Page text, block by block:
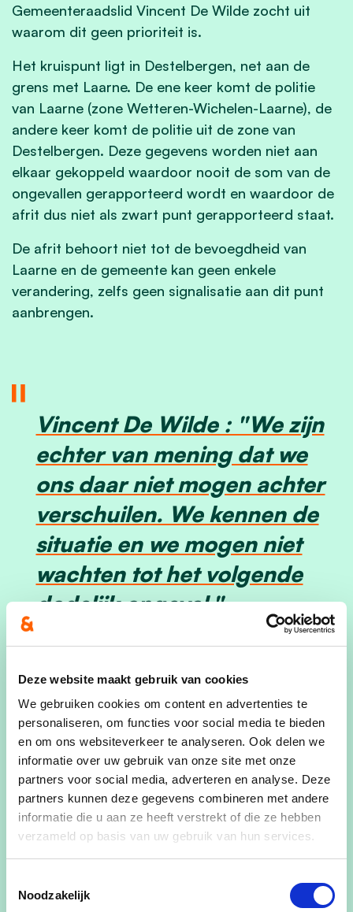
Deze website maakt gebruik van cookies
We gebruiken cookies om content en advertenties te
personaliseren, om functies voor social media te bieden
en om ons websiteverkeer te analyseren. Ook delen we
informatie over uw gebruik van onze site met onze
partners voor social media, adverteren en analyse. Deze
partners kunnen deze gegevens combineren met andere
informatie die u aan ze heeft verstrekt of die ze hebben
verzameld op basis van uw gebruik van hun services.
Noodzakelijk
Gemeenteraadslid Vincent De Wilde zocht uit
waarom dit geen prioriteit is.
Het kruispunt ligt in Destelbergen, net aan de
grens met Laarne. De ene keer komt de politie
van Laarne (zone Wetteren-Wichelen-Laarne), de
andere keer komt de politie uit de zone van
Destelbergen. Deze gegevens worden niet aan
elkaar gekoppeld waardoor nooit de som van de
ongevallen gerapporteerd wordt en waardoor de
afrit dus niet als zwart punt gerapporteerd staat.
De afrit behoort niet tot de bevoegdheid van
Laarne en de gemeente kan geen enkele
verandering, zelfs geen signalisatie aan dit punt
aanbrengen.
Vincent De Wilde : "We zijn
echter van mening dat we
ons daar niet mogen achter
verschuilen. We kennen de
situatie en we mogen niet
wachten tot het volgende
dodelijk ongeval."
Hij lanceerde daarom op de gemeenteraad van
26 oktober jl. het voorstel dat alle partijen binnen
de gemeente (meerderheid en oppositie) dit op
de agenda van het Vlaams parlement zouden
zetten. Individueel kunnen we niets doen, maar als
de wil er is samen te werken kan men dit niet
negeren.
Daarom staat er op de agenda van de
minister Lydia Peeters, liefst te ondertekenen